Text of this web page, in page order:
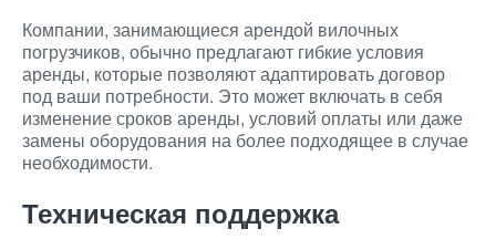
Компании, занимающиеся арендой вилочных
погрузчиков, обычно предлагают гибкие условия
аренды, которые позволяют адаптировать договор
под ваши потребности. Это может включать в себя
изменение сроков аренды, условий оплаты или даже
замены оборудования на более подходящее в случае
необходимости.
Техническая поддержка